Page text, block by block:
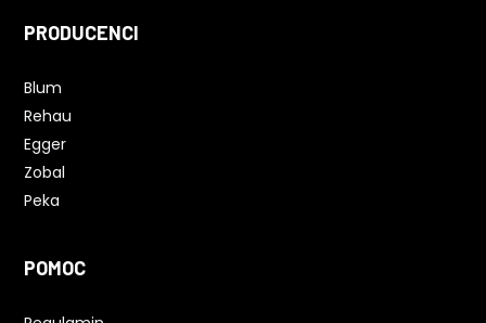
PRODUCENCI
Blum
Rehau
Egger
Zobal
Peka
POMOC